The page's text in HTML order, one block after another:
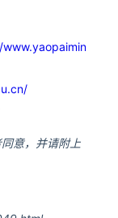
www.yaopaimin
意，并请附上